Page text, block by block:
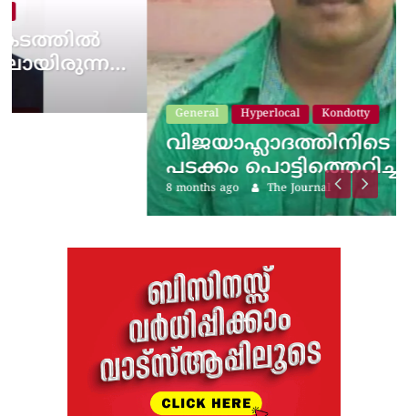
General Hyperlocal Kondotty
വിജയാഹ്ലാദത്തിനിടെ സ്കൂട്ടറിലെ
പടക്കം പൊട്ടിത്തെറിച്ചു;…
The Journal